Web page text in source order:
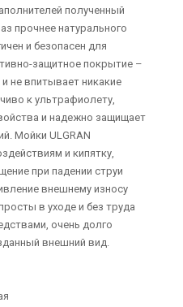
полученный
прочнее натурального
и безопасен для
защитное покрытие –
не впитывает никакие
к ультрафиолету,
и надежно защищает
Мойки ULGRAN
и кипятку,
при падении струи
внешнему износу
в уходе и без труда
очень долго
внешний вид.